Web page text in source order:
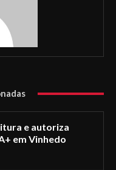
e autoriza
em Vinhedo